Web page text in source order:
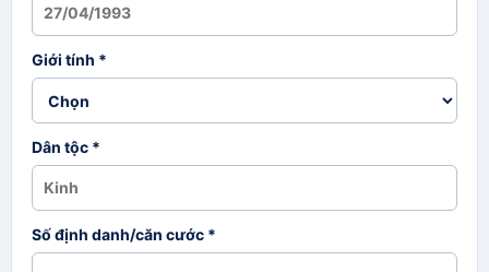
Giới tính *
Dân tộc *
Số định danh/căn cước *